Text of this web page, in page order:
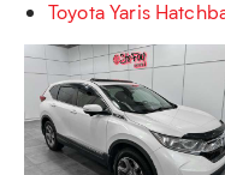
Toyota Yaris